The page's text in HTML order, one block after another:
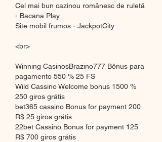
Cel mai bun cazinou românesc de ruletă
- Bacana Play
Site mobil frumos - JackpotCity
<br>
Winning CasinosBrazino777 Bônus para
pagamento 550 % 25 FS
Wild Cassino Welcome bonus 1500 %
250 giros grátis
bet365 cassino Bonus for payment 200
R$ 25 giros grátis
22bet Cassino Bonus for payment 125
R$ 700 giros grátis